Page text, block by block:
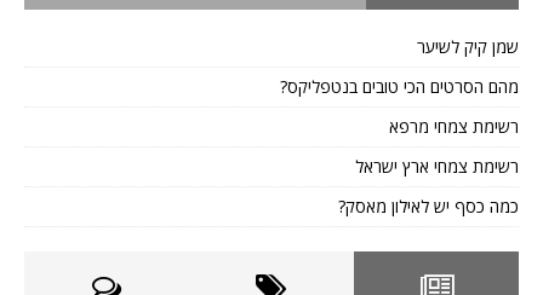
שמן קיק לשיער
מהם הסרטים הכי טובים בנטפליקס?
רשימת צמחי מרפא
רשימת צמחי ארץ ישראל
כמה כסף יש לאילון מאסק?